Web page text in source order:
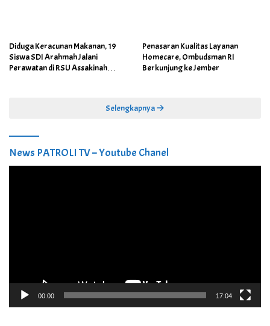
Diduga Keracunan Makanan, 19
Siswa SDI Arahmah Jalani
Perawatan di RSU Assakinah
Penasaran Kualitas Layanan
Homecare, Ombudsman RI
Berkunjung ke Jember
Selengkapnya
News PATROLI TV – Youtube Chanel
00:00 17:04